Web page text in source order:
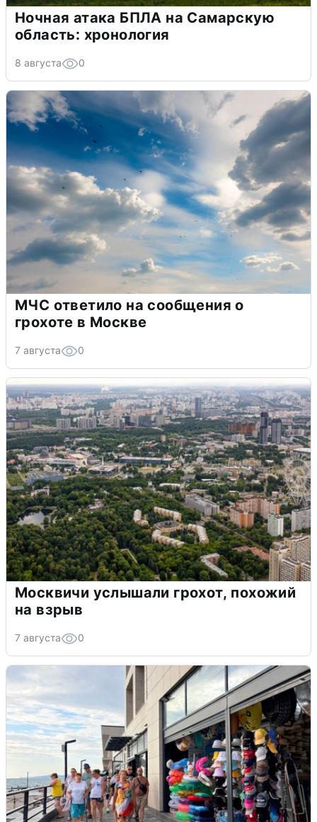
Ночная атака БПЛА на Самарскую
область: хронология
8 августа 0
МЧС ответило на сообщения о
грохоте в Москве
7 августа 0
Москвичи услышали грохот, похожий
на взрыв
7 августа 0